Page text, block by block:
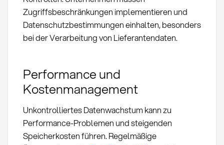
Zugriffsbeschränkungen implementieren und
Datenschutzbestimmungen einhalten, besonders
bei der Verarbeitung von Lieferantendaten.
Performance und
Kostenmanagement
Unkontrolliertes Datenwachstum kann zu
Performance-Problemen und steigenden
Speicherkosten führen. Regelmäßige